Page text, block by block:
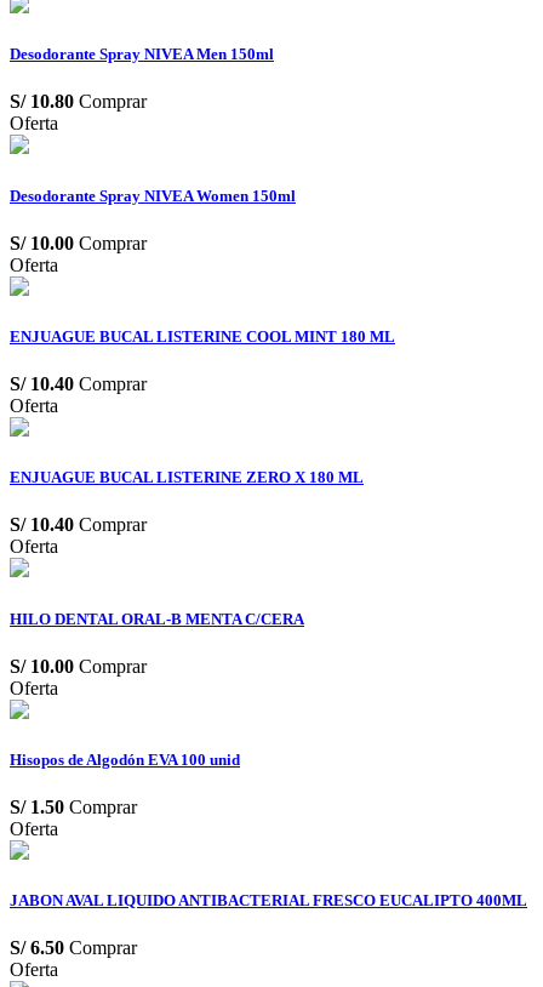
Desodorante Spray NIVEA Men 150ml
S/ 10.80 Comprar
Oferta
Desodorante Spray NIVEA Women 150ml
S/ 10.00 Comprar
Oferta
ENJUAGUE BUCAL LISTERINE COOL MINT 180 ML
S/ 10.40 Comprar
Oferta
ENJUAGUE BUCAL LISTERINE ZERO X 180 ML
S/ 10.40 Comprar
Oferta
HILO DENTAL ORAL-B MENTA C/CERA
S/ 10.00 Comprar
Oferta
Hisopos de Algodón EVA 100 unid
S/ 1.50 Comprar
Oferta
JABON AVAL LIQUIDO ANTIBACTERIAL FRESCO EUCALIPTO 400ML
S/6.50 Comprar
Oferta